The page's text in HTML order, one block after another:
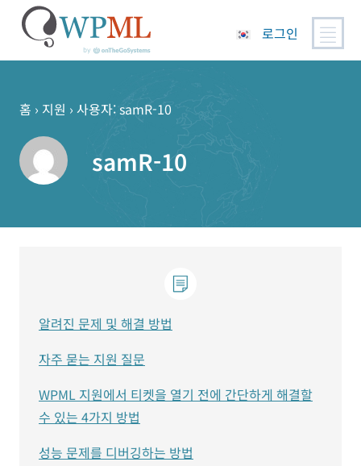
로그인
홈 › 지원 › 사용자: samR-10
samR-10
알려진 문제 및 해결 방법
자주 묻는 지원 질문
WPML 지원에서 티켓을 열기 전에 간단하게 해결할
수 있는 4가지 방법
성능 문제를 디버깅하는 방법